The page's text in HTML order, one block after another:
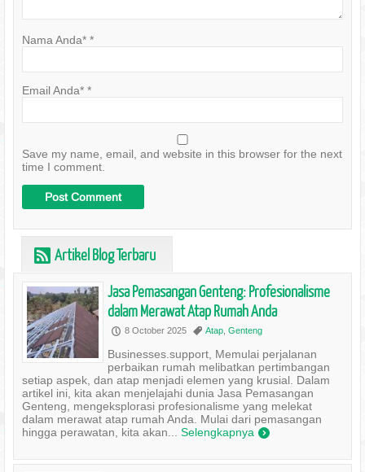
Nama Anda* *
Email Anda* *
Save my name, email, and website in this browser for the next
time I comment.
r Artikel Blog Terbaru
Jasa Pemasangan Genteng: Profesionalisme
dalam Merawat Atap Rumah Anda
P 8 October 2025 , Atap, Genteng
Businesses.support, Memulai perjalanan
perbaikan rumah melibatkan pertimbangan
setiap aspek, dan atap menjadi elemen yang krusial. Dalam
artikel ini, kita akan menjelajahi dunia Jasa Pemasangan
Genteng, mengeksplorasi profesionalisme yang melekat
dalam merawat atap rumah Anda. Mulai dari pemasangan
hingga perawatan, kita akan... Selengkapnya )